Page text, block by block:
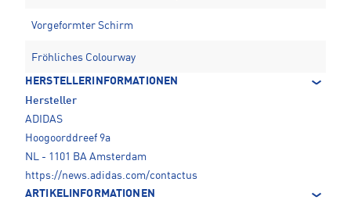
Vorgeformter Schirm
Fröhliches Colourway
HERSTELLERINFORMATIONEN
Hersteller
ADIDAS
Hoogoorddreef 9a
NL - 1101 BA Amsterdam
https://news.adidas.com/contactus
ARTIKELINFORMATIONEN